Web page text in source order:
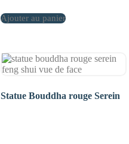
Ajouter au panier
Statue Bouddha rouge Serein